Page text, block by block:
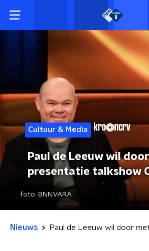
Cultuur & Media
Paul de Leeuw wil
presentatie talkshow
foto: BNNVARA
Nieuws